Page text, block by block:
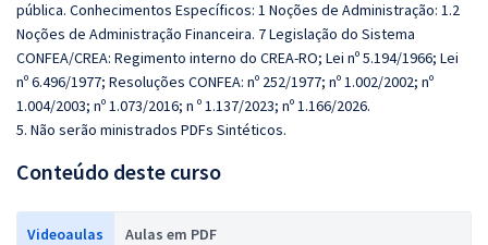
pública. Conhecimentos Específicos: 1 Noções de Administração: 1.2
Noções de Administração Financeira. 7 Legislação do Sistema
CONFEA/CREA: Regimento interno do CREA-RO; Lei nº 5.194/1966; Lei
nº 6.496/1977; Resoluções CONFEA: nº 252/1977; nº 1.002/2002; nº
1.004/2003; nº 1.073/2016; n º 1.137/2023; nº 1.166/2026.
5. Não serão ministrados PDFs Sintéticos.
Conteúdo deste curso
Videoaulas Aulas em PDF